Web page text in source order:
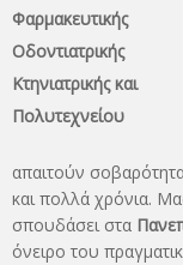
Φαρμακευτικής
Οδοντιατρικής
Κτηνιατρικής και
Πολυτεχνείου
απαιτούν
και πολλά χρόνια.
σπουδάσει στα
όνειρo του